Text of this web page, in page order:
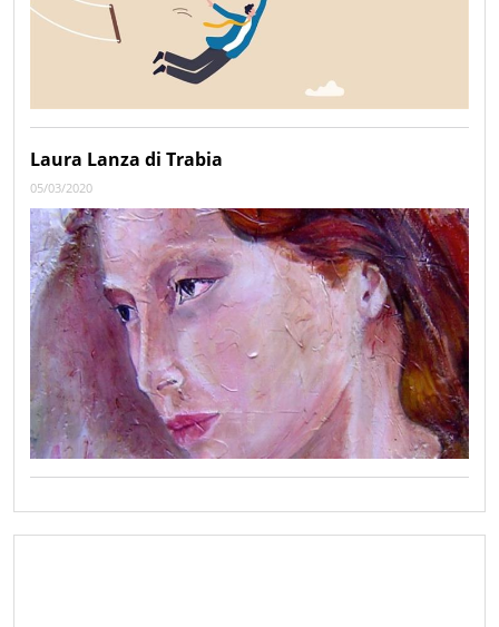
Laura Lanza di Trabia
05/03/2020